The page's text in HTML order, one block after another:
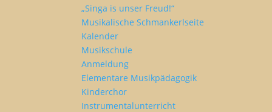
„Singa is unser Freud!“
Musikalische Schmankerlseite
Kalender
Musikschule
Anmeldung
Elementare Musikpädagogik
Kinderchor
Instrumentalunterricht